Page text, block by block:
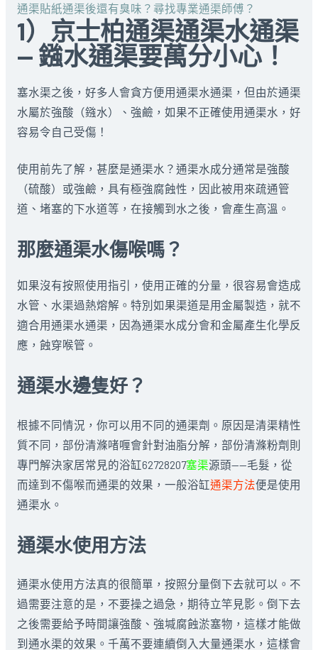
通渠貼紙通渠後還有臭味？ 尋找專業通渠師傅？
1）京士柏通渠通渠水通渠
— 鏹水通渠要萬分小心！
塞水渠之後，好多人會貪方便用通渠水通渠，但由於通渠
水屬於強酸（鏹水）、強鹼，如果不正確使用通渠水，好
容易令自己受傷！
使用前先了解，甚麼是通渠水？通渠水成分通常是強酸
（硫酸）或強鹼，具有極強腐蝕性，因此被用來疏通管
道、堵塞的下水道等，在接觸到水之後，會產生高溫。
那麼通渠水傷喉嗎？
如果沒有按照使用指引，使用正確的分量，很容易會造成
水管、水渠過熱熔解。特別如果渠道是用金屬製造，就不
適合用通渠水通渠，因為通渠水成分會和金屬產生化學反
應，蝕穿喉管。
通渠水邊隻好？
根據不同情況，你可以用不同的通渠劑。原因是清渠精性
質不同，部份清滌啫喱會針對油脂分解，部份清滌粉劑則
專門解決家居常見的浴缸62728207塞渠源頭——毛髮，從
而達到不傷喉而通渠的效果，一般浴缸通渠方法便是使用
通渠水。
通渠水使用方法
通渠水使用方法真的很簡單，按照分量倒下去就可以。不
過需要注意的是，不要操之過急，期待立竿見影。倒下去
之後需要給予時間讓強酸、強堿腐蝕淤塞物，這樣才能做
到通水渠的效果。千萬不要連續倒入大量通渠水，這樣會